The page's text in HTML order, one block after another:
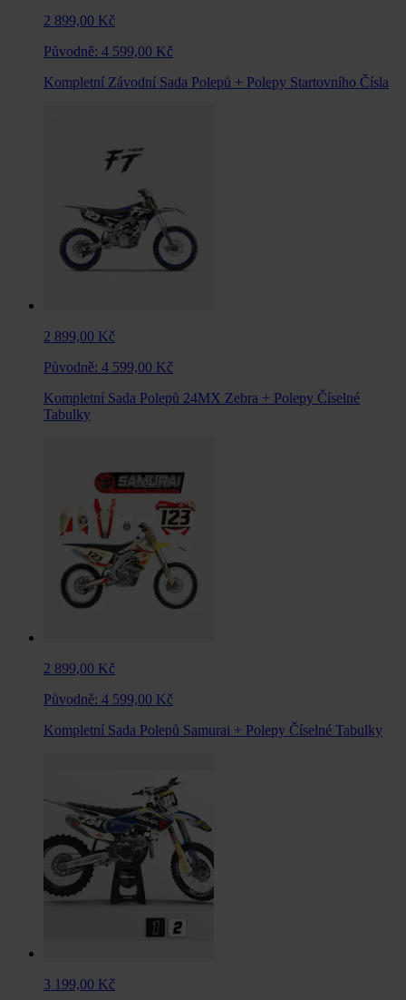
2 899,00 Kč
Původně: 4 599,00 Kč
Kompletní Závodní Sada Polepů + Polepy Startovního Čísla
2 899,00 Kč
Původně: 4 599,00 Kč
Kompletní Sada Polepů 24MX Zebra + Polepy Číselné
Tabulky
2 899,00 Kč
Původně: 4 599,00 Kč
Kompletní Sada Polepů Samurai + Polepy Číselné Tabulky
3 199,00 Kč